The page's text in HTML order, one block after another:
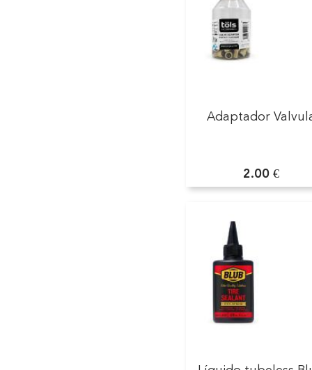
Adaptador
2.00 €